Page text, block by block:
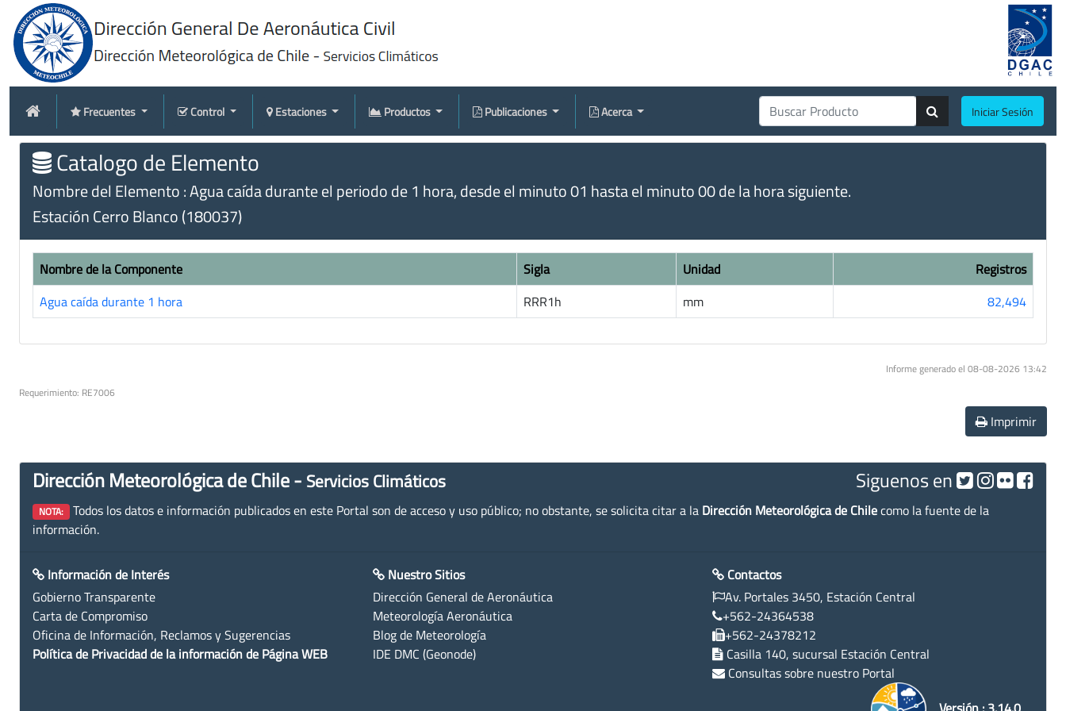
Frecuentes Control Estaciones Productos Publicaciones Acerca Iniciar Sesión
Catalogo de Elemento
Nombre del Elemento : Agua caída durante el periodo de 1 hora, desde el minuto 01 hasta el minuto 00 de la hora siguiente.
Estación Cerro Blanco (180037)
Nombre de la Componente Sigla Unidad
Registros
Agua caída durante 1 hora
RRR1h mm 82,494
Informe generado el 08-08-2026 13:42
Requerimiento: RE7006
Imprimir
Dirección Meteorológica de Chile - Servicios Climáticos Siguenos en
NOTA: Todos los datos e información publicados en este Portal son de acceso y uso público; no obstante, se solicita citar a la Dirección Meteorológica de Chilecomo la fuente de la
información.
Información de Interés
Gobierno Transparente
Carta de Compromiso
Oficina de Información, Reclamos y Sugerencias
Política de Privacidad de la información de Página WEB
Nuestro Sitios
Dirección General de Aeronáutica
Meteorología Aeronáutica
Blog de Meteorología
IDE DMC (Geonode)
Contactos
Av. Portales 3450, Estación Central
+562-24364538
+562-24378212
Casilla 140, sucursal Estación Central
Consultas sobre nuestro Portal